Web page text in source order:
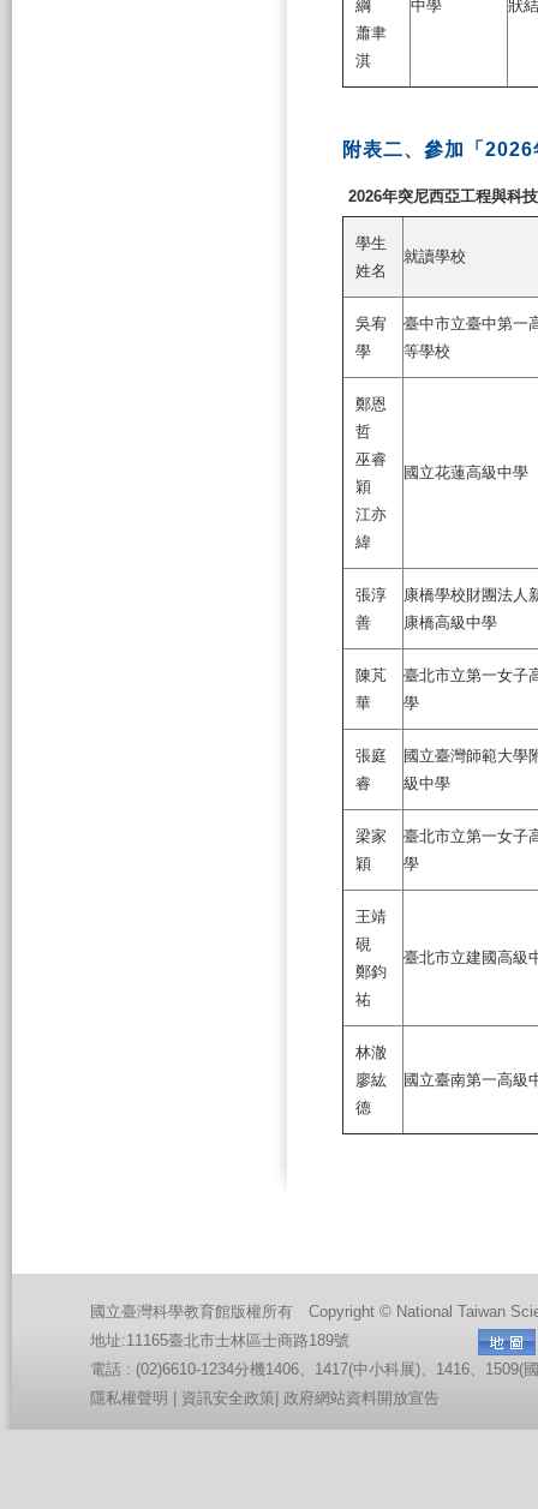
綱
蕭聿
淇
中學
狀
附表二、參加「
2026年突尼西亞工程與科
學生
姓名
就讀學校
吳宥
學
臺中市立臺中第一
等學校
鄭恩
哲
巫睿
穎
江亦
緯
國立花蓮高級中學
張淳
善
康橋學校財團法人
康橋高級中學
陳芃
華
臺北市立第一女子
學
張庭
睿
國立臺灣師範大學
級中學
梁家
穎
臺北市立第一女子
學
王靖
硯
鄭鈞
祐
臺北市立建國高級
林澈
廖紘
德
國立臺南第一高級
國立臺灣科學教育館版權所有 Copyright © National Taiwan
地址:11165臺北市士林區士商路189號
電話 : (02)6610-1234分機1406、1417(中小科展)、1416、1509(
隱私權聲明
資訊安全政策 政府網站資料開放宣告